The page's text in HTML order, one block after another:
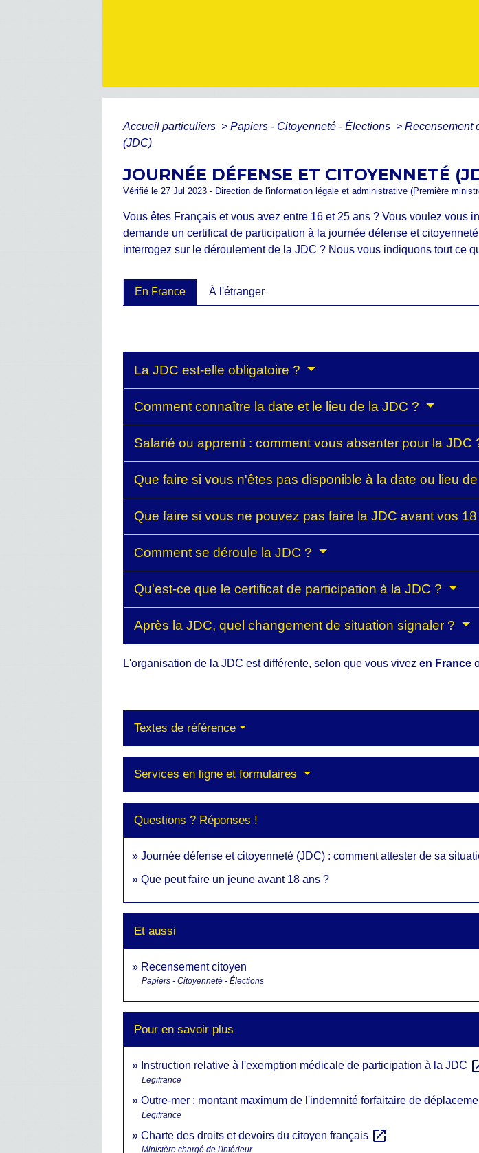
Accueil particuliers > Papiers - Citoyenneté - Élections > Recensement
(JDC)
JOURNÉE DÉFENSE ET CITOYENNETÉ
Vérifié le 27 Jul 2023 - Direction de l'information légale et administrative (Première
Vous êtes Français et vous avez entre 16 et 25 ans ? Vous voulez vous
demande un certificat de participation à la journée défense et
interrogez sur le déroulement de la JDC ? Nous vous indiquons tout ce
En France À l'étranger
La JDC est-elle obligatoire ?
Comment connaître la date et le lieu de la JDC ?
Salarié ou apprenti : comment vous absenter pour la JDC
Que faire si vous n'êtes pas disponible à la date ou lieu
Que faire si vous ne pouvez pas faire la JDC avant vos
Comment se déroule la JDC ?
Qu'est-ce que le certificat de participation à la JDC ?
Après la JDC, quel changement de situation signaler ?
L'organisation de la JDC est différente, selon que vous vivezen France
Textes de référence
Services en ligne et formulaires
Questions ? Réponses !
Journée défense et citoyenneté (JDC) : comment attester de sa
Que peut faire un jeune avant 18 ans ?
Et aussi
Recensement citoyen
Papiers - Citoyenneté - Élections
Pour en savoir plus
Instruction relative à l'exemption médicale de participation à la JDC
Legifrance
Outre-mer : montant maximum de l'indemnité forfaitaire de
Legifrance
Charte des droits et devoirs du citoyen français open_in_new
Ministère chargé de l'intérieur